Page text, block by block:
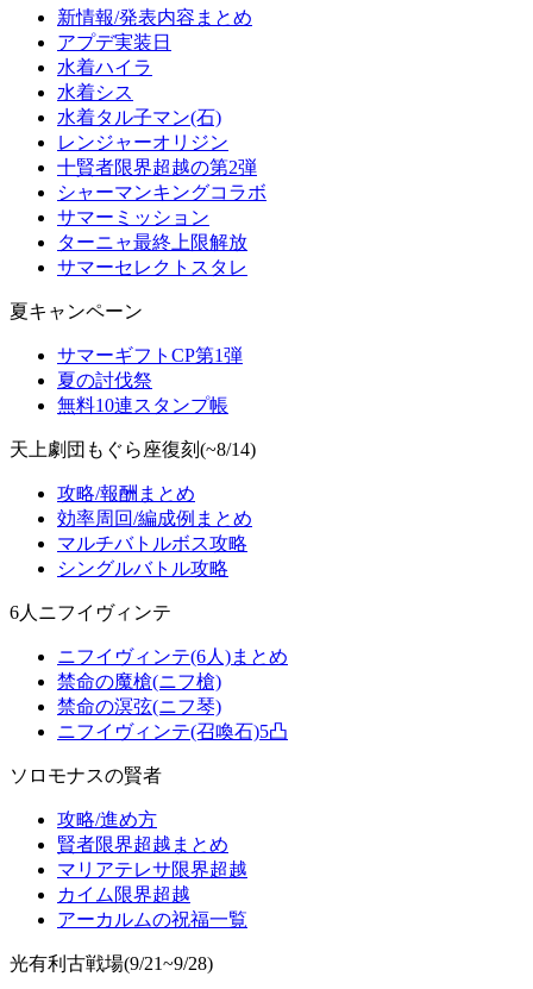
新情報/発表内容まとめ
アプデ実装日
水着ハイラ
水着シス
水着タル子マン(石)
レンジャーオリジン
十賢者限界超越の第2弾
シャーマンキングコラボ
サマーミッション
ターニャ最終上限解放
サマーセレクトスタレ
夏キャンペーン
サマーギフトCP第1弾
夏の討伐祭
無料10連スタンプ帳
天上劇団もぐら座復刻(~8/14)
攻略/報酬まとめ
効率周回/編成例まとめ
マルチバトルボス攻略
シングルバトル攻略
6人ニフイヴィンテ
ニフイヴィンテ(6人)まとめ
禁命の魔槍(ニフ槍)
禁命の溟弦(ニフ琴)
ニフイヴィンテ(召喚石)5凸
ソロモナスの賢者
攻略/進め方
賢者限界超越まとめ
マリアテレサ限界超越
カイム限界超越
アーカルムの祝福一覧
光有利古戦場(9/21~9/28)